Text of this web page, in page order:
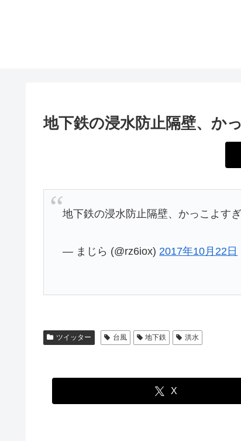
地下鉄の浸水防止隔壁、か
地下鉄の浸水防止隔壁、かっこよす
— まじら (@rz6iox) 2017年10月22日
ツイッター 台風 地下鉄 洪水
X